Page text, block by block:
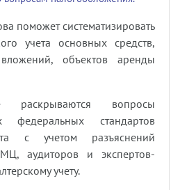
поможет систематизировать
учета основных средств,
объектов аренды
раскрываются вопросы
федеральных стандартов
с учетом разъяснений
аудиторов и экспертов-
учету.